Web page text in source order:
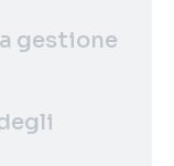
gestione